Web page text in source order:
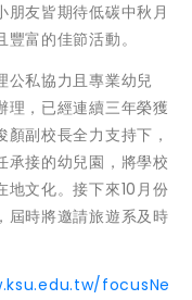
朋友皆期待低碳中秋月
富的佳節活動。
公私協力且專業幼兒
理，已經連續三年榮獲
副校長全力支持下，
承接的幼兒園，將學校
地文化。接下來10月份
屆時將邀請旅遊系及時
focusNe